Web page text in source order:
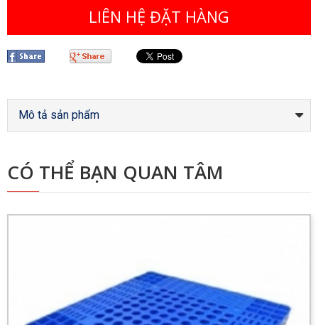
LIÊN HỆ ĐẶT HÀNG
Mô tả sản phẩm
CÓ THỂ BẠN QUAN TÂM